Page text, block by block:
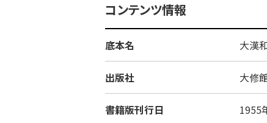
コンテンツ情報
底本名 大漢
出版社 大修
書籍版刊行日 1955